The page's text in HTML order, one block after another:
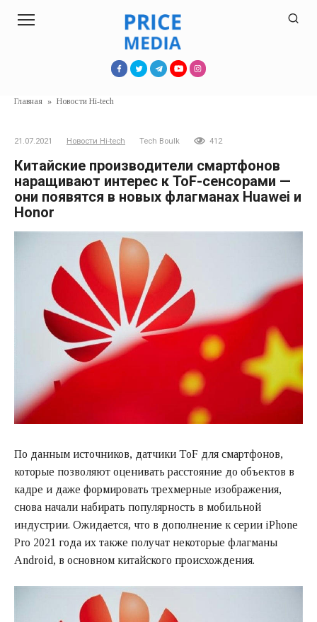
Главная » Новости Hi-tech
21.07.2021 Новости Hi-tech Tech Boulk 412
Китайские производители смартфонов
наращивают интерес к ToF-сенсорами —
они появятся в новых флагманах Huawei и
Honor
По данным источников, датчики ToF для смартфонов,
которые позволяют оценивать расстояние до объектов в
кадре и даже формировать трехмерные изображения,
снова начали набирать популярность в мобильной
индустрии. Ожидается, что в дополнение к серии iPhone
Pro 2021 года их также получат некоторые флагманы
Android, в основном китайского происхождения.